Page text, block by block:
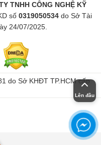
TNHH CÔNG NGHỆ KỸ
số 0319050534 do Sở Tài
24/07/2025.
do Sở KHĐT TP.HCM cấp
Lên đầu